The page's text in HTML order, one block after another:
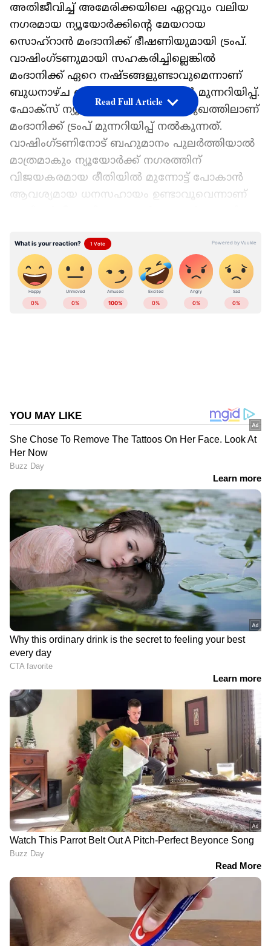
അതിജീവിച്ച് അമേരിക്കയിലെ ഏറ്റവും വലിയ
നഗരമായ ന്യൂയോർക്കിന്റെ മേയറായ
സൊഹ്റാൻ മംദാനിക്ക് ഭീഷണിയുമായി ട്രംപ്.
വാഷിംഗ്ടണുമായി സഹകരിച്ചില്ലെങ്കിൽ
മംദാനിക്ക് ഏറെ നഷ്ടങ്ങളുണ്ടാവുമെന്നാണ്
ബുധനാഴ്ച ഡൊണാൾഡ് ട്രംപിന്റെ മുന്നറിയിപ്പ്.
ഫോക്സ് ന്യൂസിന് നൽകിയ അഭിമുഖത്തിലാണ്
മംദാനിക്ക് ട്രംപ് മുന്നറിയിപ്പ് നൽകുന്നത്.
വാഷിംഗ്ടണിനോട് ബഹുമാനം പുലർത്തിയാൽ
മാത്രമാകും ന്യൂയോ‍ർക്ക് നഗരത്തിന്
വിജയകരമായ രീതിയിൽ മുന്നോട്ട് പോകാൻ
ആവശ്യമായ ധനസഹായം ഉണ്ടാവൂവെന്നാണ്
പരമാധികാരം നഷ്ടമായെന്ന് ട്രംപ് നേരത്തെ
പ്രതികരിച്ചിരുന്നു.
Add Asianetnews as a Preferred
Source
തെരഞ്ഞെടുപ്പാണ് അമേരിക്കക്കാർക്ക്
മുന്നിലുള്ളതെന്നും ട്രംപ് തന്റെ
പ്രതികരണത്തിൽ വ്യക്തമാക്കിയിരുന്നു.
ന്യൂയോർക്ക് സിറ്റിയുടെ ആദ്യത്തെ ഇന്ത്യൻ-
അമേരിക്കൻ മുസ്ലിം മേയറും ഏറ്റവും പ്രായം
കുറഞ്ഞ മേയറുമായാണ് സൊഹ്റാൻ മംദാനി
മിന്നുന്ന വിജയം നേടിയത്.
ഇന്ത്യയുടെ ആദ്യ പ്രധാനമന്ത്രി ജവഹർലാൽ
നെഹ്‌റുവിൻ്റെ പ്രസിദ്ധമായ 'ട്രസ്റ്റ് വിത്ത്
ഡെസ്റ്റിനി' പ്രസംഗത്തിലെ ഭാഗങ്ങൾ
ഉദ്ധരിച്ചുകൊണ്ടായിരുന്നു ഇന്ത്യൻ വംശജനായ
മംദാനിയുടെ പ്രസംഗം. ന്യൂയോർക്ക്
കുടിയേറ്റക്കാരുടെ നഗരമായി തുടരും.
കുടിയേറ്റക്കാർ കെട്ടിപ്പടുത്ത നഗരം,
കുടിയേറ്റക്കാർ നയിക്കുന്ന നഗരം, അദ്ദേഹം
പറഞ്ഞു. സൗജന്യ ബസുകൾ, സാർവത്രിക
ശിശുപരിപാലനം, വർധിച്ചു വരുന്ന വാടക
നിയന്ത്രണം എന്നീ പ്രധാന വാഗ്ദാനങ്ങൾ
അദ്ദേഹം ആവർത്തിച്ചു. ഉഗാണ്ടൻ
പണ്ഡിതനായ മഹ്മൂദ് മംദാനിയുടെയും പ്രശസ്ത
ഇന്ത്യൻ ചലച്ചിത്ര നിർമ്മാതാവ് മീര
നായരുടെയും മകനാണ് സോഹ്റാൻ മംദാനി.
തൻ്റെ മുസ്ലിം ഐഡന്റിറ്റിയിൽ
അഭിമാനമുണ്ടെന്നും അദ്ദേഹം പ്രസംഗത്തിൽ
വ്യക്തമാക്കി.
Read Full Article